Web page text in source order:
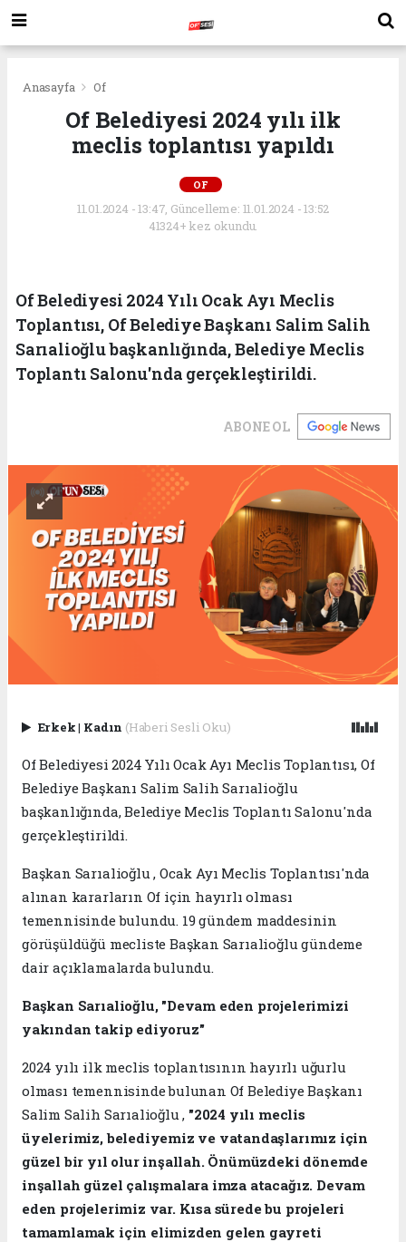
Anasayfa Of
Of Belediyesi 2024 yılı ilk
meclis toplantısı yapıldı
OF
11.01.2024 - 13:47, Güncelleme: 11.01.2024 - 13:52
41324+ kez okundu.
Of Belediyesi 2024 Yılı Ocak Ayı Meclis
Toplantısı, Of Belediye Başkanı Salim Salih
Sarıalioğlu başkanlığında, Belediye Meclis
Toplantı Salonu'nda gerçekleştirildi.
ABONE OL
Erkek| Kadın (Haberi Sesli Oku)
Of Belediyesi 2024 Yılı Ocak Ayı Meclis Toplantısı, Of
Belediye Başkanı Salim Salih Sarıalioğlu
başkanlığında, Belediye Meclis Toplantı Salonu'nda
gerçekleştirildi.
Başkan Sarıalioğlu , Ocak Ayı Meclis Toplantısı'nda
alınan kararların Of için hayırlı olması
temennisinde bulundu. 19 gündem maddesinin
görüşüldüğü mecliste Başkan Sarıalioğlu gündeme
dair açıklamalarda bulundu.
Başkan Sarıalioğlu, "Devam eden projelerimizi
yakından takip ediyoruz"
2024 yılı ilk meclis toplantısının hayırlı uğurlu
olması temennisinde bulunan Of Belediye Başkanı
Salim Salih Sarıalioğlu , "2024 yılı meclis
üyelerimiz, belediyemiz ve vatandaşlarımız için
güzel bir yıl olur inşallah. Önümüzdeki dönemde
inşallah güzel çalışmalara imza atacağız. Devam
eden projelerimiz var. Kısa sürede bu projeleri
tamamlamak için elimizden gelen gayreti